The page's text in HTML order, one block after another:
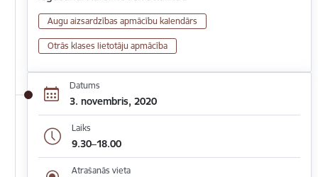
Augu aizsardzības apmācību kalendārs
Otrās klases lietotāju apmācība
Datums
3. novembris, 2020
Laiks
9.30–18.00
Atrašanās vieta